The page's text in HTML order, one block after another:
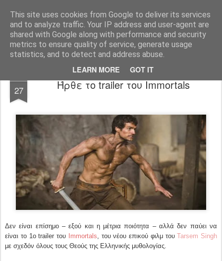
This site uses cookies from Google to deliver its services
and to analyze traffic. Your IP address and user-agent are
shared with Google along with performance and security
metrics to ensure quality of service, generate usage
statistics, and to detect and address abuse.
LEARN MORE GOT IT
FilmBoy
27 Ήρθε το trailer του Immortals
Δεν είναι επίσημο – εξού και η μέτρια ποιότητα – αλλά δεν παύει να
είναι το 1ο trailer του
Immortals, του νέου επικού φιλμ τουTarsem Singh
με σχεδόν όλους τους Θεούς της Ελληνικής μυθολογίας.